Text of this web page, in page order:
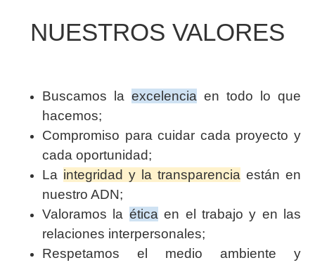
NUESTROS VALORES
Buscamos la excelencia en todo lo que
hacemos;
Compromiso para cuidar cada proyecto y
cada oportunidad;
La integridad y la transparencia están en
nuestro ADN;
Valoramos la éticaen el trabajo y en las
relaciones interpersonales;
Respetamos el medio ambiente y